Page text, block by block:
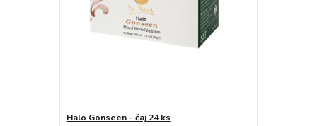
Halo Gonseen - čaj 24 ks